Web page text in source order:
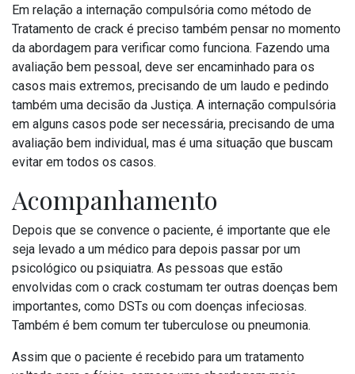
Em relação a internação compulsória como método de
Tratamento de crack é preciso também pensar no momento
da abordagem para verificar como funciona. Fazendo uma
avaliação bem pessoal, deve ser encaminhado para os
casos mais extremos, precisando de um laudo e pedindo
também uma decisão da Justiça. A internação compulsória
em alguns casos pode ser necessária, precisando de uma
avaliação bem individual, mas é uma situação que buscam
evitar em todos os casos.
Acompanhamento
Depois que se convence o paciente, é importante que ele
seja levado a um médico para depois passar por um
psicológico ou psiquiatra. As pessoas que estão
envolvidas com o crack costumam ter outras doenças bem
importantes, como DSTs ou com doenças infeciosas.
Também é bem comum ter tuberculose ou pneumonia.
Assim que o paciente é recebido para um tratamento